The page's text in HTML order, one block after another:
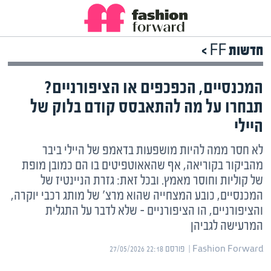
חדשות FF >
המכנסיים, הכפכפים או הציפורניים?
תבחרו על מה להתאבסס קודם בלוק של
היילי
לא חסר ממה להיות מושפעות בדאמפ של היילי ביבר
מהביקור בקוריאה, אף שהאאוטפיטים בו הם כמובן מופת
של קוליות וחוסר מאמץ. ובכל זאת: גזרת הניינטיז של
המכנסיים, כובע המצחייה שהוא מרצ' של מותג רכבי יוקרה,
והציפורניים, הו הציפורניים – שלא לדבר על התגלית
המרעישה לגביהן
Fashion Forward | ‏ פורסם ‎27/05/2026 22:18